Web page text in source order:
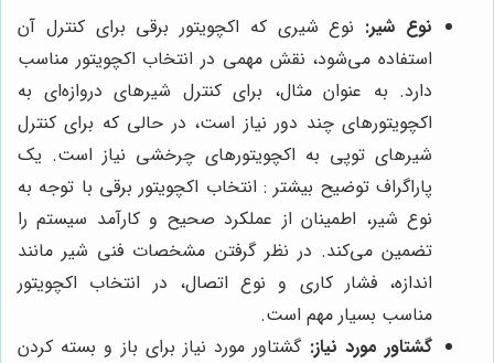
نوع شیر: نوع شیری که اکچویتور برقی برای کنترل آن
استفاده می‌شود، نقش مهمی در انتخاب اکچویتور مناسب
دارد. به عنوان مثال، برای کنترل شیرهای دروازه‌ای به
اکچویتورهای چند دور نیاز است، در حالی که برای کنترل
شیرهای توپی به اکچویتورهای چرخشی نیاز است. یک
پاراگراف توضیح بیشتر : انتخاب اکچویتور برقی با توجه به
نوع شیر، اطمینان از عملکرد صحیح و کارآمد سیستم را
تضمین می‌کند. در نظر گرفتن مشخصات فنی شیر مانند
اندازه، فشار کاری و نوع اتصال، در انتخاب اکچویتور
مناسب بسیار مهم است.
گشتاور مورد نیاز: گشتاور مورد نیاز برای باز و بسته کردن